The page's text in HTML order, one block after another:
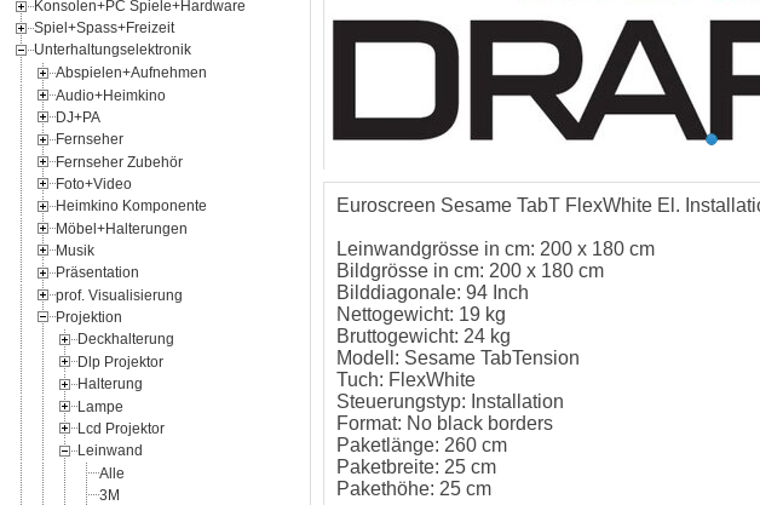
Konsolen+PC Spiele+Hardware
Spiel+Spass+Freizeit
Unterhaltungselektronik
Abspielen+Aufnehmen
Audio+Heimkino
DJ+PA
Fernseher
Fernseher Zubehör
Foto+Video
Heimkino Komponente
Möbel+Halterungen
Musik
Präsentation
prof. Visualisierung
Projektion
Deckhalterung
Dlp Projektor
Halterung
Lampe
Lcd Projektor
Leinwand
Alle
3M
Euroscreen Sesame TabT FlexWhite El.
Leinwandgrösse in cm: 200 x 180 cm
Bildgrösse in cm: 200 x 180 cm
Bilddiagonale: 94 Inch
Nettogewicht: 19 kg
Bruttogewicht: 24 kg
Modell: Sesame TabTension
Tuch: FlexWhite
Steuerungstyp: Installation
Format: No black borders
Paketlänge: 260 cm
Paketbreite: 25 cm
Pakethöhe: 25 cm